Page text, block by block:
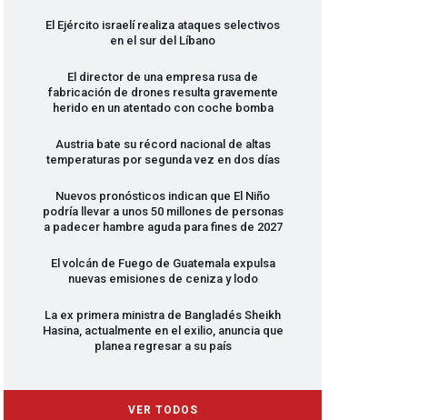
El Ejército israelí realiza ataques selectivos
en el sur del Líbano
El director de una empresa rusa de
fabricación de drones resulta gravemente
herido en un atentado con coche bomba
Austria bate su récord nacional de altas
temperaturas por segunda vez en dos días
Nuevos pronósticos indican que El Niño
podría llevar a unos 50 millones de personas
a padecer hambre aguda para fines de 2027
El volcán de Fuego de Guatemala expulsa
nuevas emisiones de ceniza y lodo
La ex primera ministra de Bangladés Sheikh
Hasina, actualmente en el exilio, anuncia que
planea regresar a su país
VER TODOS